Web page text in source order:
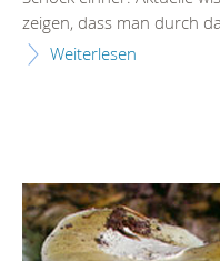
zeigen, dass man durch
Weiterlesen